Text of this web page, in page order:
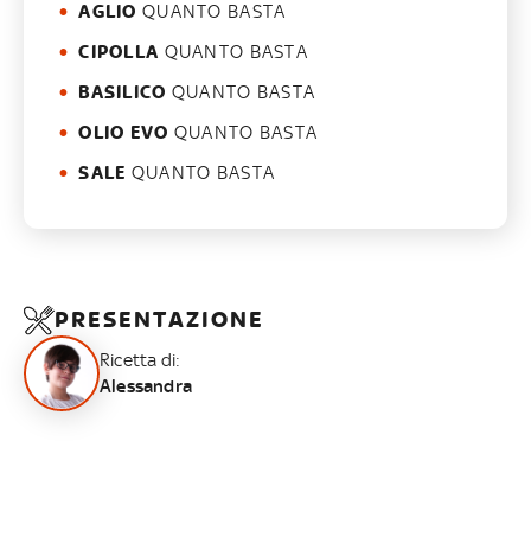
AGLIO QUANTO BASTA
CIPOLLA QUANTO BASTA
BASILICO QUANTO BASTA
OLIO EVO QUANTO BASTA
SALE QUANTO BASTA
PRESENTAZIONE
Ricetta di:
Alessandra